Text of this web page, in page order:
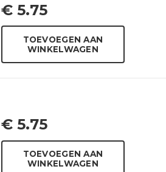
€5.75
TOEVOEGEN AAN
WINKELWAGEN
€5.75
TOEVOEGEN AAN
WINKELWAGEN